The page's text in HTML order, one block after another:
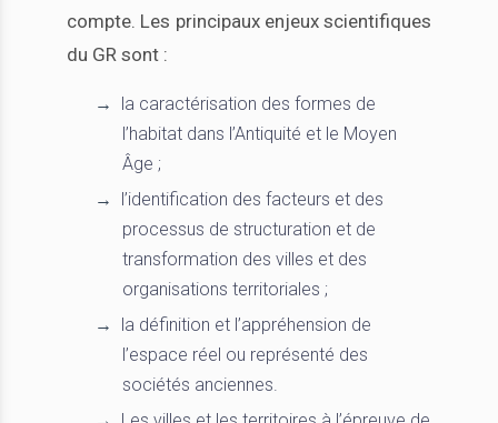
compte. Les principaux enjeux scientifiques
du GR sont :
la caractérisation des formes de
l’habitat dans l’Antiquité et le Moyen
Âge ;
l’identification des facteurs et des
processus de structuration et de
transformation des villes et des
organisations territoriales ;
la définition et l’appréhension de
l’espace réel ou représenté des
sociétés anciennes.